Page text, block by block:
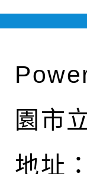
園市
地址：